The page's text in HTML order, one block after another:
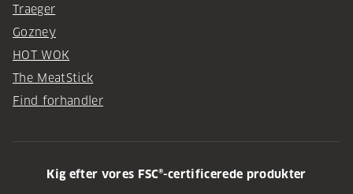
Traeger
Gozney
HOT WOK
The MeatStick
Find forhandler
Kig efter vores FSC®-certificerede produkter